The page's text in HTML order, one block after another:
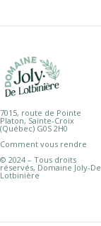
7015, route de Pointe
Platon, Sainte-Croix
(Québec) G0S 2H0
Comment vous rendre
© 2024 – Tous droits
réservés, Domaine Joly-De
Lotbinière